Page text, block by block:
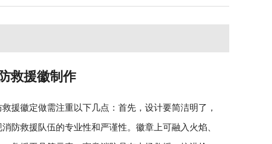
救援徽制作
救援徽定做需注重以下几点：首先，设计要简洁明了，
消防救援队伍的专业性和严谨性。徽章上可融入火焰、